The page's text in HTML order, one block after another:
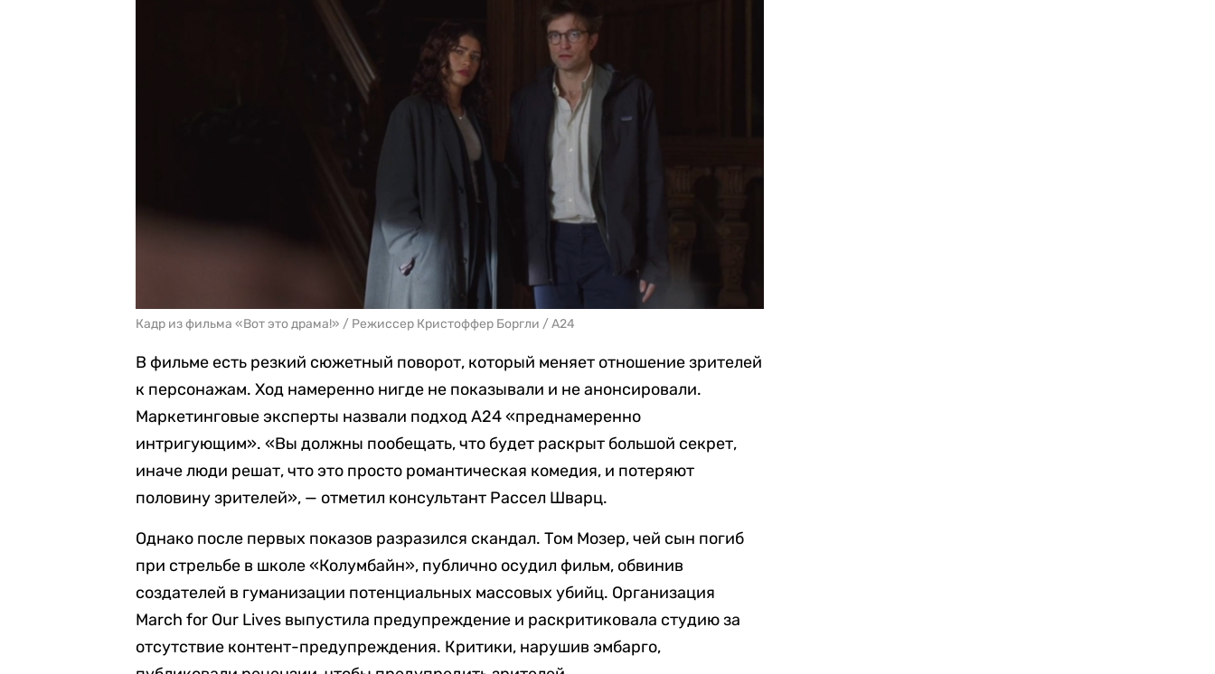
Кадр из фильма «Вот это драма!» / Режиссер Кристоффер Боргли / A24
В фильме есть резкий сюжетный поворот, который меняет отношение зрителей
к персонажам. Ход намеренно нигде не показывали и не анонсировали.
Маркетинговые эксперты назвали подход A24 «преднамеренно
интригующим». «Вы должны пообещать, что будет раскрыт большой секрет,
иначе люди решат, что это просто романтическая комедия, и потеряют
половину зрителей», — отметил консультант Рассел Шварц.
Однако после первых показов разразился скандал. Том Мозер, чей сын погиб
при стрельбе в школе «Колумбайн», публично осудил фильм, обвинив
создателей в гуманизации потенциальных массовых убийц. Организация
March for Our Lives выпустила предупреждение и раскритиковала студию за
отсутствие контент-предупреждения. Критики, нарушив эмбарго,